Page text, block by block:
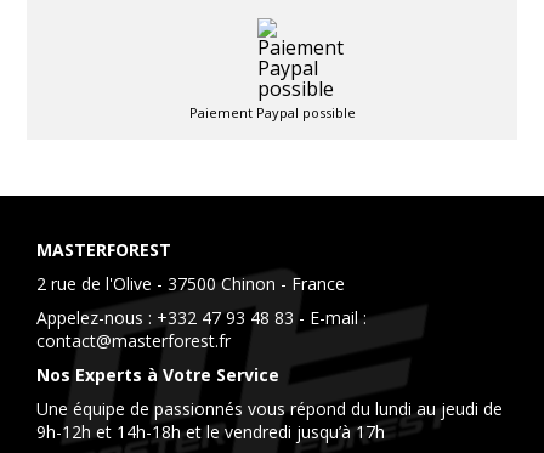
Paiement Paypal possible
MASTERFOREST
2 rue de l'Olive - 37500 Chinon - France
Appelez-nous : +332 47 93 48 83 - E-mail :
contact@masterforest.fr
Nos Experts à Votre Service
Une équipe de passionnés vous répond du lundi au jeudi de
9h-12h et 14h-18h et le vendredi jusqu’à 17h